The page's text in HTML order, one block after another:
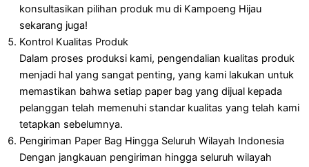
konsultasikan pilihan produk mu di Kampoeng Hijau
sekarang juga!
Kontrol Kualitas Produk
Dalam proses produksi kami, pengendalian kualitas produk
menjadi hal yang sangat penting, yang kami lakukan untuk
memastikan bahwa setiap paper bag yang dijual kepada
pelanggan telah memenuhi standar kualitas yang telah kami
tetapkan sebelumnya.
Pengiriman Paper Bag Hingga Seluruh Wilayah Indonesia
Dengan jangkauan pengiriman hingga seluruh wilayah